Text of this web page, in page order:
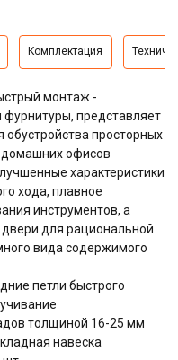
Комплектация
монтаж -
представляет
просторных
домашних офисов
характеристики
хода, плавное
инструментов, а
для рациональной
вида содержимого
петли быстрого
толщиной 16-25 мм
навеска